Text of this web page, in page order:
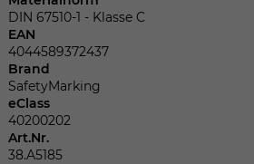
DIN 67510-1 - Klasse C
EAN
4044589372437
Brand
SafetyMarking
eClass
40200202
Art.Nr.
38.A5185
Laufzeit
Zweck